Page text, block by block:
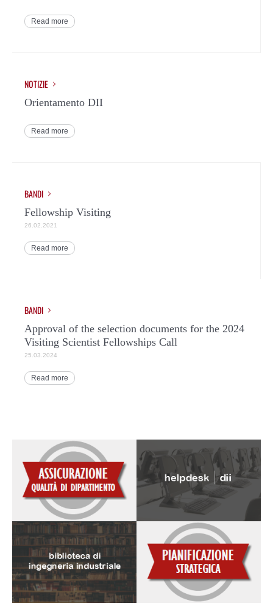
Read more
NOTIZIE
Orientamento DII
Read more
BANDI
Fellowship Visiting
26.02.2021
Read more
BANDI
Approval of the selection documents for the 2024
Visiting Scientist Fellowships Call
25.03.2024
Read more